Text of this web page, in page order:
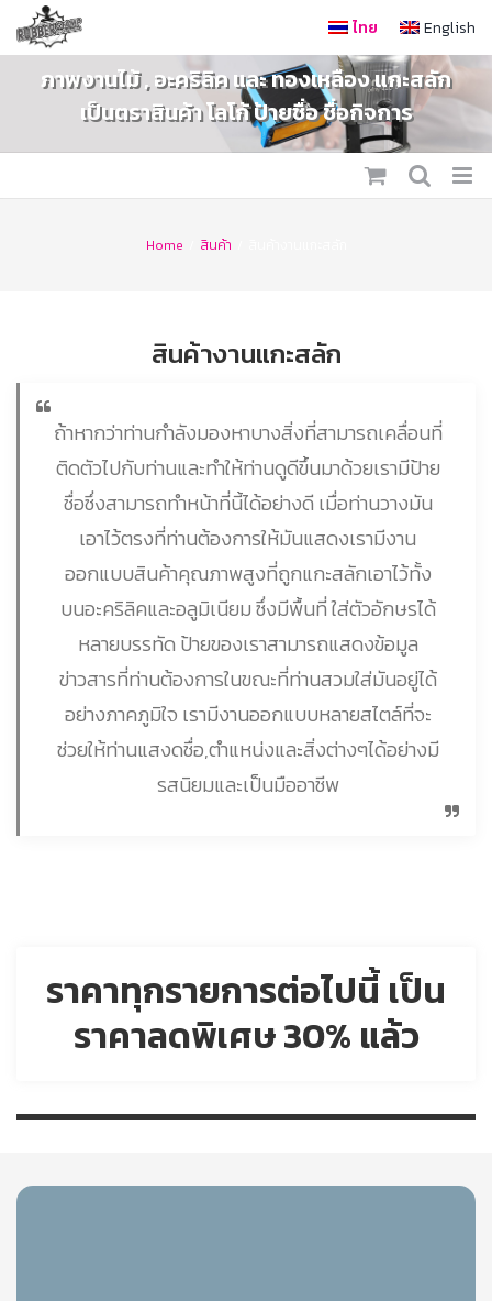
content
ไทย English
ภาพงานไม้ , อะคริลิค และ ทองเหลือง แกะสลัก
เป็นตราสินค้า โลโก้ ป้ายชื่อ ชื่อกิจการ
Home สินค้า
สินค้างานแกะสลัก
ถ้าหากว่าท่านกำลังมองหาบางสิ่งที่สามารถเคลื่อนที่
ติดตัวไปกับท่านและทำให้ท่านดูดีขึ้นมาด้วยเรามีป้าย
ชื่อซึ่งสามารถทำหน้าที่นี้ได้อย่างดี เมื่อท่านวางมัน
เอาไว้ตรงที่ท่านต้องการให้มันแสดงเรามีงาน
ออกแบบสินค้าคุณภาพสูงที่ถูกแกะสลักเอาไว้ทั้ง
บนอะคริลิคและอลูมิเนียม ซึ่งมีพื้นที่ ใส่ตัวอักษรได้
หลายบรรทัด ป้ายของเราสามารถแสดงข้อมูล
ข่าวสารที่ท่านต้องการในขณะที่ท่านสวมใส่มันอยู่ได้
อย่างภาคภูมิใจ เรามีงานออกแบบหลายสไตล์ที่จะ
ช่วยให้ท่านแสงดชื่อ,ตำแหน่งและสิ่งต่างๆได้อย่างมี
รสนิยมและเป็นมืออาชีพ
ราคาทุกรายการต่อไปนี้ เป็น
ราคาลดพิเศษ 30% แล้ว